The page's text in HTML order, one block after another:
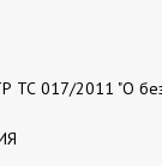
ТС 017/2011 "О